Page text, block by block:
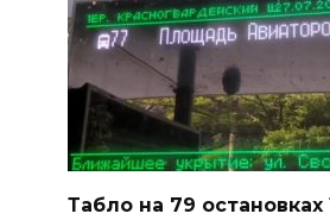
Табло на 79 остановках